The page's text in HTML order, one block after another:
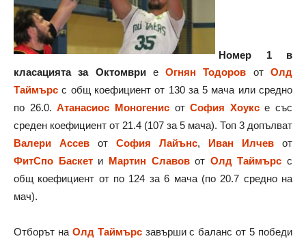
Номер 1 в
класацията за ОктомвриеОгнян Тодоров отОлд
Таймърс с общ коефициент от 130 за 5 мача или средно
по 26.0.Атанасиос МоногенисотСофия Хоуксе със
среден коефициент от 21.4 (107 за 5 мача). Топ 3 допълват
Валери Ассев от София Лайънс, Иван Илчев от
ФитСпо Баскети Мартин Славовот Олд Таймърс с
общ коефициент от по 124 за 6 мача (по 20.7 средно на
мач).
Отборът на Олд Таймърсзавърши с баланс от 5 победи